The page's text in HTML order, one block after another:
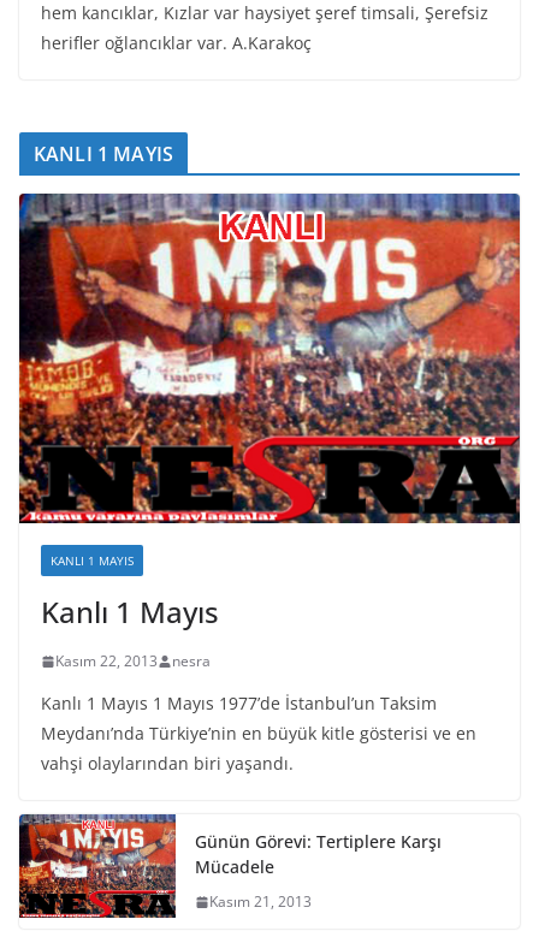
hem kancıklar, Kızlar var haysiyet şeref timsali, Şerefsiz
herifler oğlancıklar var. A.Karakoç
KANLI 1 MAYIS
KANLI 1 MAYIS
Kanlı 1 Mayıs
Kasım 22, 2013 nesra
Kanlı 1 Mayıs 1 Mayıs 1977’de İstanbul’un Taksim
Meydanı’nda Türkiye’nin en büyük kitle gösterisi ve en
vahşi olaylarından biri yaşandı.
Günün Görevi: Tertiplere Karşı
Mücadele
Kasım 21, 2013